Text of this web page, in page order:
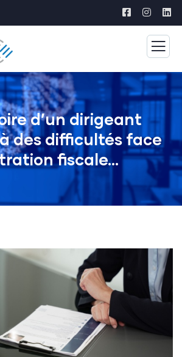
d’un dirigeant
des difficultés face
fiscale…